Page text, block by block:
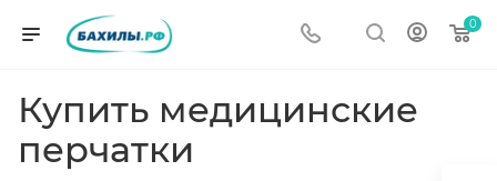
0
Купить медицинские
перчатки